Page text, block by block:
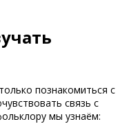
познакомиться с
связь с
мы узнаём: